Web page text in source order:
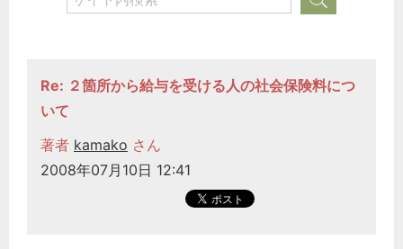
Re: ２箇所から給与を受ける人の社会保険料につ
いて
著者 kamako さん
2008年07月10日 12:41